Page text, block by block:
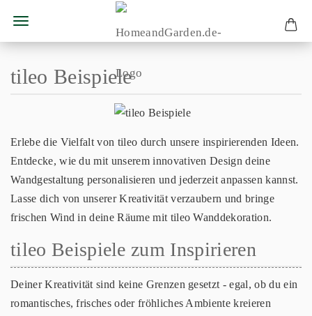
tileo Beispiele
Erlebe die Vielfalt von tileo durch unsere inspirierenden Ideen.
Entdecke, wie du mit unserem innovativen Design deine
Wandgestaltung personalisieren und jederzeit anpassen kannst.
Lasse dich von unserer Kreativität verzaubern und bringe
frischen Wind in deine Räume mit tileo Wanddekoration.
tileo Beispiele zum Inspirieren
Deiner Kreativität sind keine Grenzen gesetzt - egal, ob du ein
romantisches, frisches oder fröhliches Ambiente kreieren